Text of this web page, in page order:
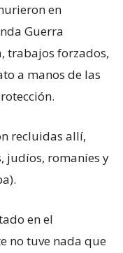
en
Guerra
trabajos forzados,
a manos de las
recluidas allí,
judíos, romaníes y
en el
no tuve nada que